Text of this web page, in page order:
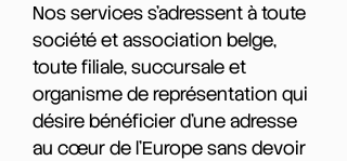
Nos services s'adressent à toute
société et association belge,
toute filiale, succursale et
organisme de représentation qui
désire bénéficier d'une adresse
au cœur de l'Europe sans devoir